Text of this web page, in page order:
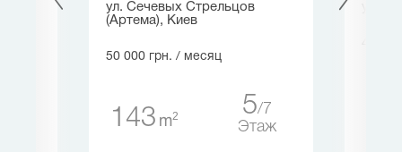
ул. Сечевых Стрельцов
(Артема), Киев
50 000 грн. / месяц
143 m2 5
7
Этаж